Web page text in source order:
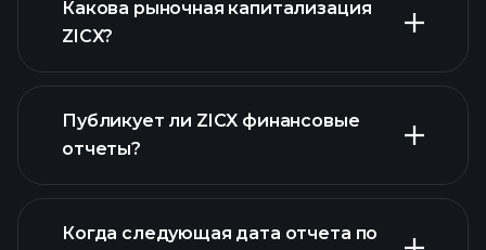
Какова рыночная капитализация
ZICX?
Публикует ли ZICX финансовые
отчеты?
финансовые отчеты ZICX
Когда следующая дата отчета по